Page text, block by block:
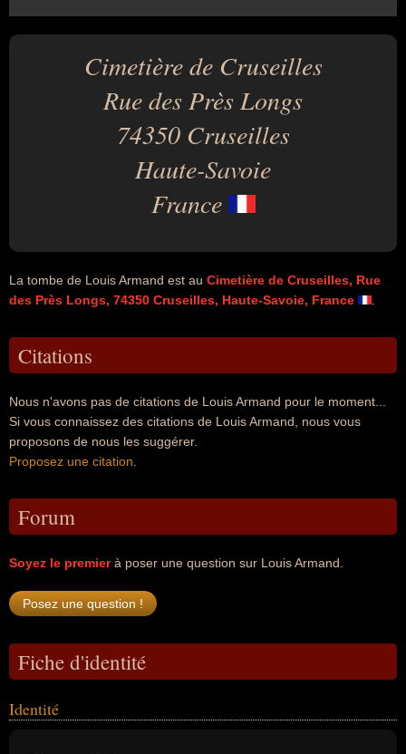
Cimetière de Cruseilles
Rue des Près Longs
74350 Cruseilles
Haute-Savoie
France
La tombe de Louis Armand est au Cimetière de Cruseilles, Rue
des Près Longs, 74350 Cruseilles, Haute-Savoie, France
Citations
Nous n'avons pas de citations de Louis Armand pour le moment...
Si vous connaissez des citations de Louis Armand, nous vous
proposons de nous les suggérer.
Proposez une citation
Forum
Soyez le premierà poser une question sur Louis Armand.
Fiche d'identité
Identité